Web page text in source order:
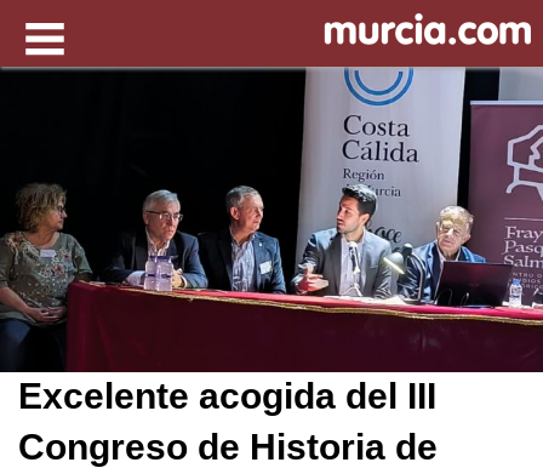
Excelente acogida del III
Congreso de Historia de